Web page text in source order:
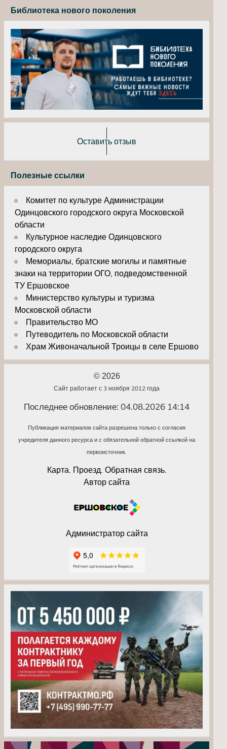
Библиотека нового поколения
Оставить отзыв
Полезные ссылки
Комитет по культуре Администрации
Одинцовского городского округа Московской
области
Культурное наследие Одинцовского
городского округа
Мемориалы, братские могилы и памятные
знаки на территории ОГО, подведомственной
ТУ Ершовское
Министерство культуры и туризма
Московской области
Правительство МО
Путеводитель по Московской области
Храм Живоначальной Троицы в селе Ершово
© 2026
Сайт работает с 3 ноября 2012 года
Последнее обновление: 04.08.2026 14:14
Публикация материалов сайта разрешена только с согласия
учредителя данного ресурса и с обязательной обратной ссылкой на
первоисточник.
Карта. Проезд. Обратная связь.
Автор сайта
Администратор сайта